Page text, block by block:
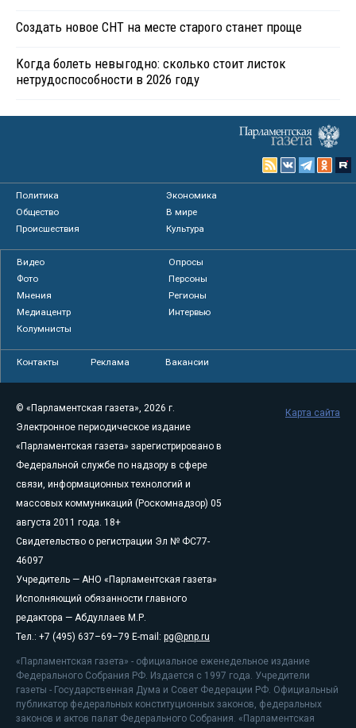
Создать новое СНТ на месте старого станет проще
Когда болеть невыгодно: сколько стоит листок
нетрудоспособности в 2026 году
Политика
Экономика
Общество
В мире
Происшествия
Культура
Видео
Опросы
Фото
Персоны
Мнения
Регионы
Медиацентр
Интервью
Колумнисты
Контакты Реклама Вакансии
© «Парламентская газета», 2026 г.
Электронное периодическое издание
«Парламентская газета» зарегистрировано в
Федеральной службе по надзору в сфере
связи, информационных технологий и
массовых коммуникаций (Роскомнадзор) 05
августа 2011 года. 18+
Свидетельство о регистрации Эл № ФС77-
46097
Учредитель — АНО «Парламентская газета»
Исполняющий обязанности главного
редактора — Абдуллаев М.Р.
Тел.: +7 (495) 637–69–79 E-mail: pg@pnp.ru
«Парламентская газета» - официальное еженедельное издание
Федерального Собрания РФ. Издается с 1997 года. Учредители
газеты - Государственная Дума и Совет Федерации РФ. Официальный
публикатор федеральных конституционных законов, федеральных
законов и актов палат Федерального Собрания. «Парламентская
Карта сайта